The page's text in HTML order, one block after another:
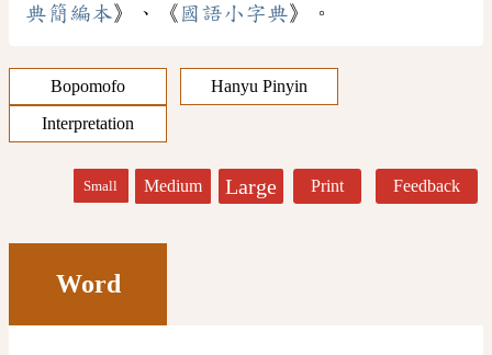
典簡編本》、《 國語小字典》。
Bopomofo
Hanyu Pinyin
Interpretation
Small Medium Large Print Feedback
Word